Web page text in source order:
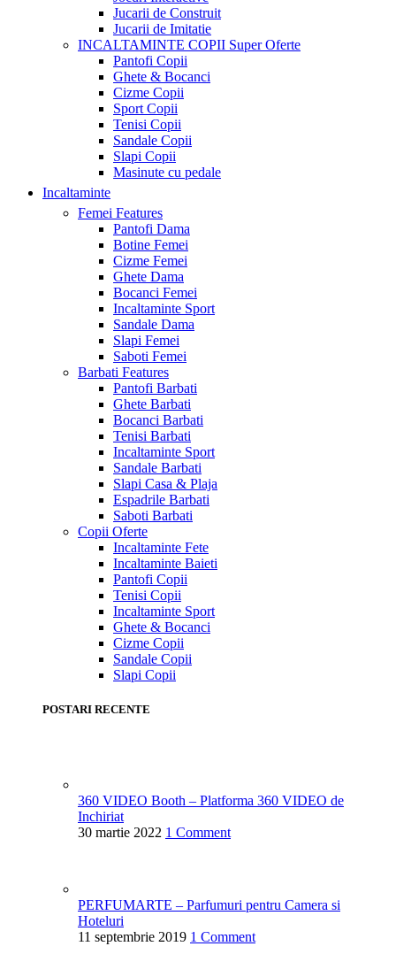
Jucarii de Construit
Jucarii de Imitatie
INCALTAMINTE COPII Super Oferte
Pantofi Copii
Ghete & Bocanci
Cizme Copii
Sport Copii
Tenisi Copii
Sandale Copii
Slapi Copii
Masinute cu pedale
Incaltaminte
Femei Features
Pantofi Dama
Botine Femei
Cizme Femei
Ghete Dama
Bocanci Femei
Incaltaminte Sport
Sandale Dama
Slapi Femei
Saboti Femei
Barbati Features
Pantofi Barbati
Ghete Barbati
Bocanci Barbati
Tenisi Barbati
Incaltaminte Sport
Sandale Barbati
Slapi Casa & Plaja
Espadrile Barbati
Saboti Barbati
Copii Oferte
Incaltaminte Fete
Incaltaminte Baieti
Pantofi Copii
Tenisi Copii
Incaltaminte Sport
Ghete & Bocanci
Cizme Copii
Sandale Copii
Slapi Copii
POSTARI RECENTE
360 VIDEO Booth – Platforma 360 VIDEO de
Inchiriat
30 martie 2022 1 Comment
PERFUMARTE – Parfumuri pentru Camera si
Hoteluri
11 septembrie 2019 1 Comment